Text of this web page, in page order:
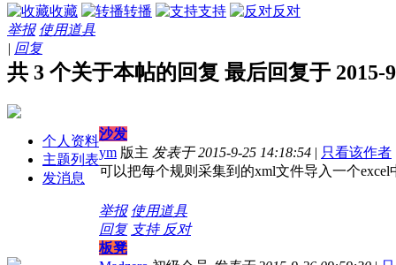
收藏 转播 支持
反对
举报 使用道具
| 回复
共 3 个关于本帖的回复 最后回复于 2015-
个人资料
主题列表
发消息
沙发
ym 版主 发表于 2015-9-25 14:18:54 | 只看该作者
可以把每个规则采集到的xml文件导入一个
举报 使用道具
回复 支持 反对
板凳